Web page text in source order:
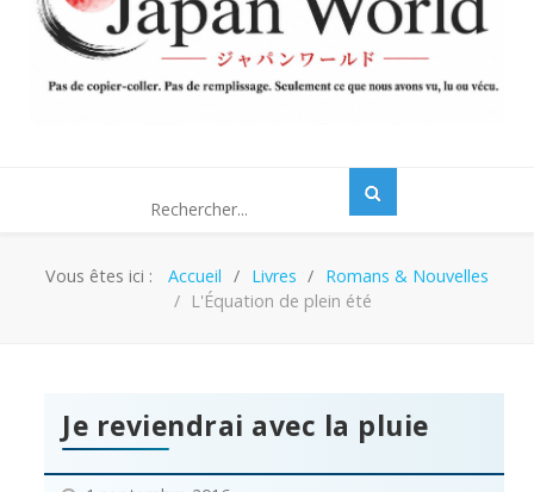
Vous êtes ici : Accueil Livres
Romans & Nouvelles
L'Équation de plein été
Je reviendrai avec la pluie